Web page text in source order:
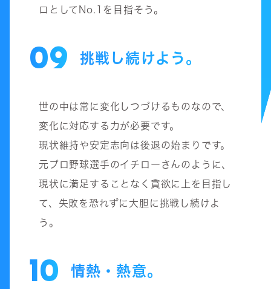
ロとしてNo.1を目指そう。
09 挑戦し続けよう。
世の中は常に変化しつづけるものなので、
変化に対応する力が必要です。
現状維持や安定志向は後退の始まりです。
元プロ野球選手のイチローさんのように、
現状に満足することなく貪欲に上を目指し
て、失敗を恐れずに大胆に挑戦し続けよ
う。
10 情熱・熱意。